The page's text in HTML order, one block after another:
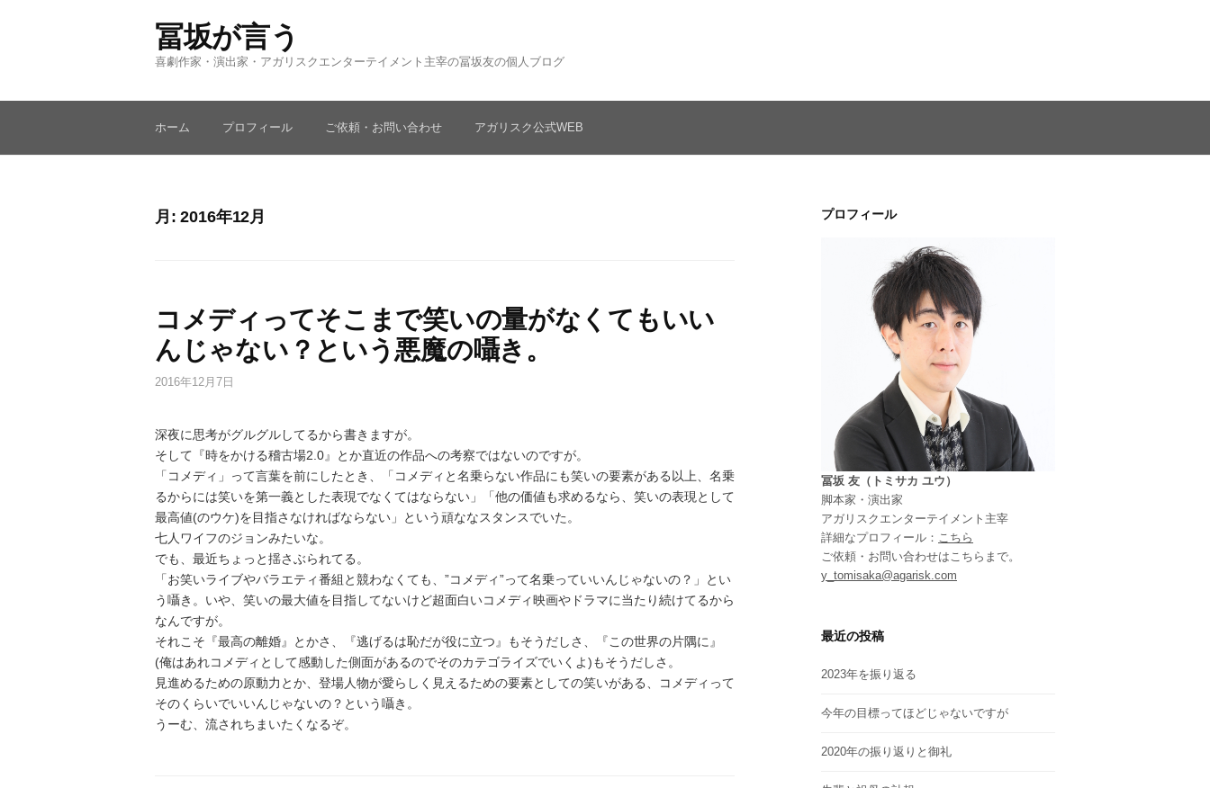
キ
冨坂が言う
喜劇作家・演出家・アガリスクエンターテイメント主宰の冨坂友の個人ブログ
ホーム プロフィール ご依頼・お問い合わせ アガリスク公式WEB
月:2016年12月
コメディってそこまで笑いの量がなくてもいい
んじゃない？という悪魔の囁き。
2016年12月7日
深夜に思考がグルグルしてるから書きますが。
そして『時をかける稽古場2.0』とか直近の作品への考察ではないのですが。
「コメディ」って言葉を前にしたとき、「コメディと名乗らない作品にも笑いの要素がある以上、名乗
るからには笑いを第一義とした表現でなくてはならない」「他の価値も求めるなら、笑いの表現として
最高値(のウケ)を目指さなければならない」という頑ななスタンスでいた。
七人ワイフのジョンみたいな。
でも、最近ちょっと揺さぶられてる。
「お笑いライブやバラエティ番組と競わなくても、”コメディ”って名乗っていいんじゃないの？」とい
う囁き。いや、笑いの最大値を目指してないけど超面白いコメディ映画やドラマに当たり続けてるから
なんですが。
それこそ『最高の離婚』とかさ、『逃げるは恥だが役に立つ』もそうだしさ、『この世界の片隅に』
(俺はあれコメディとして感動した側面があるのでそのカテゴライズでいくよ)もそうだしさ。
見進めるための原動力とか、登場人物が愛らしく見えるための要素としての笑いがある、コメディって
そのくらいでいいんじゃないの？という囁き。
うーむ、流されちまいたくなるぞ。
プロフィール
冨坂 友（トミサカ ユウ）
脚本家・演出家
アガリスクエンターテイメント主宰
詳細なプロフィール： こちら
ご依頼・お問い合わせはこちらまで。
y_tomisaka@agarisk.com
最近の投稿
2023年を振り返る
今年の目標ってほどじゃないですが
2020年の振り返りと御礼